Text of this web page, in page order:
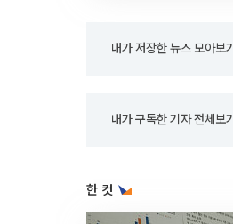
내가 저장한 뉴스 모아보기
내가 구독한 기자 전체보기
한 컷